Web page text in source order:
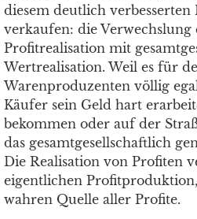
diesem deutlich verbesserten
verkaufen: die Verwechslung
Profitrealisation mit
Wertrealisation. Weil es für
Warenproduzenten völlig
Käufer sein Geld hart
bekommen oder auf der
das gesamtgesellschaftlich
Die Realisation von Profiten
eigentlichen
wahren Quelle aller Profite.